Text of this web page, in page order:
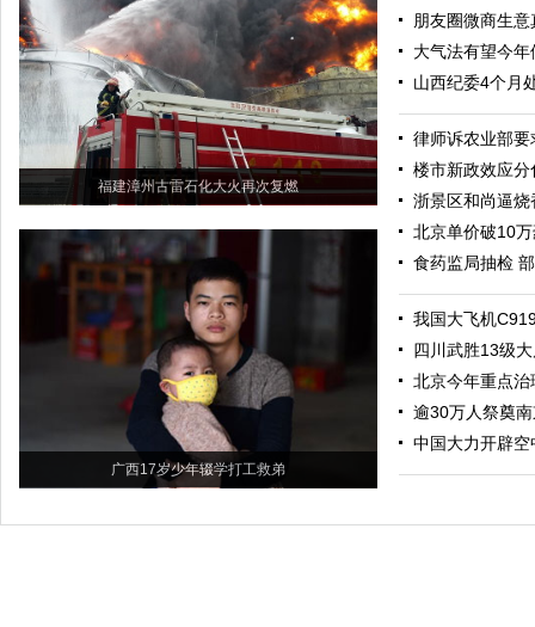
福建漳州古雷石化大火再次复燃
广西17岁少年辍学打工救弟
朋友圈微商生
大气法有望今
山西纪委4个月
律师诉农业部
楼市新政效应
浙景区和尚逼
北京单价破10
食药监局抽检
我国大飞机
四川武胜13级
北京今年重点治
逾30万人祭奠
中国大力开辟